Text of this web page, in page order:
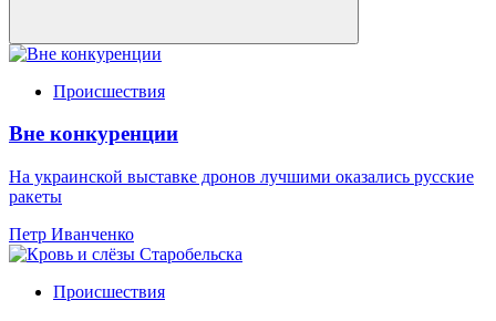
Происшествия
Вне конкуренции
На украинской выставке дронов лучшими оказались русские
ракеты
Петр Иванченко
Происшествия